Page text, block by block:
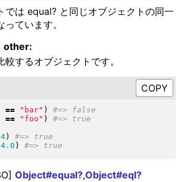
では equal? と同じオブジェクトの同一
ています。
other:
較するオブジェクトです。
== " bar" )
== " foo " )
4)
4.0 )
Object#equal?,Object#eql?